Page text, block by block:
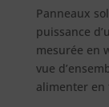
Panneaux
puissance
mesurée en
vue
alimenter en